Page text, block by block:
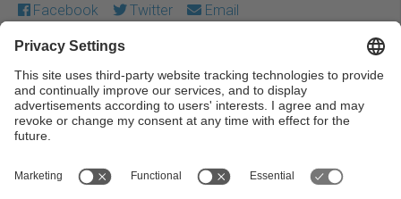
Facebook Twitter Email
Except where otherwise noted, content on this work is
licensed under a Creative Commons license:Attribution-
NonCommercial-NoDerivs 3.0 Spain